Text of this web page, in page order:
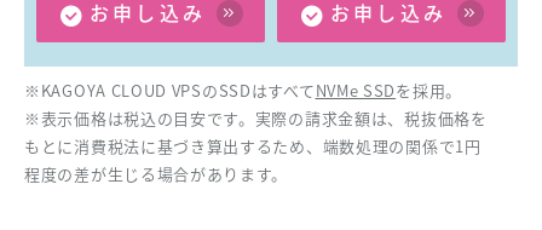
お申し込み お申し込み
※KAGOYA CLOUD VPSのSSDはすべてNVMe SSDを採用。
※表示価格は税込の目安です。実際の請求金額は、税抜価格を
もとに消費税法に基づき算出するため、端数処理の関係で1円
程度の差が生じる場合があります。